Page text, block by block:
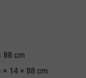
88 cm
× 14 × 88 cm